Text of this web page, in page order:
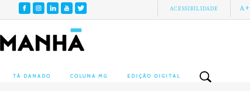
ACESSIBILIDADE A+
TÁ DANADO COLUNA MG EDIÇÃO DIGITAL